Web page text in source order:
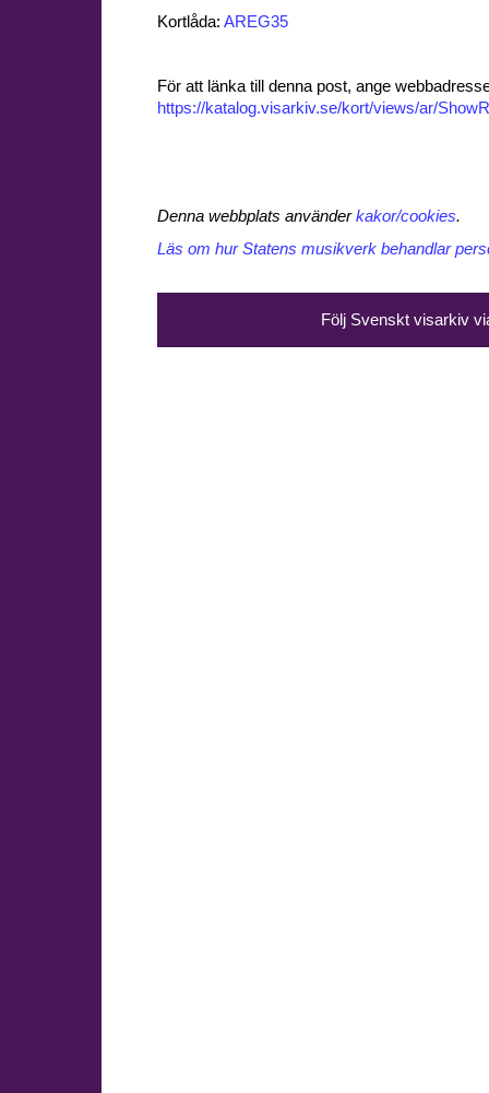
Kortlåda: AREG35
För att länka till denna post, ange
https://katalog.visarkiv.se/kort/views/ar/
Denna webbplats använderkakor/cookies.
Läs om hur Statens musikverk behandlar
Följ Svenskt visarkiv